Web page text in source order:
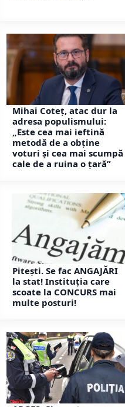
Mihai Coteț, atac dur la
adresa populismului:
„Este cea mai ieftină
metodă de a obține
voturi și cea mai scumpă
cale de a ruina o țară”
Pitești. Se fac ANGAJĂRI
la stat! Instituția care
scoate la CONCURS mai
multe posturi!